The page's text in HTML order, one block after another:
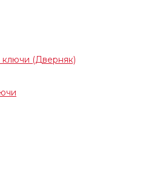
(Дверняк)